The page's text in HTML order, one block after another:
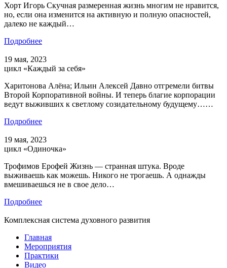
Хорт Игорь Скучная размеренная жизнь многим не нравится,
но, если она изменится на активную и полную опасностей,
далеко не каждый…
Подробнее
19 мая, 2023
цикл «Каждый за себя»
Харитонова Алёна; Ильин Алексей Давно отгремели битвы
Второй Корпоративной войны. И теперь благие корпорации
ведут выживших к светлому созидательному будущему……
Подробнее
19 мая, 2023
цикл «Одиночка»
Трофимов Ерофей Жизнь — странная штука. Вроде
выживаешь как можешь. Никого не трогаешь. А однажды
вмешиваешься не в свое дело…
Подробнее
Комплексная система духовного развития
Главная
Мероприятия
Практики
Видео